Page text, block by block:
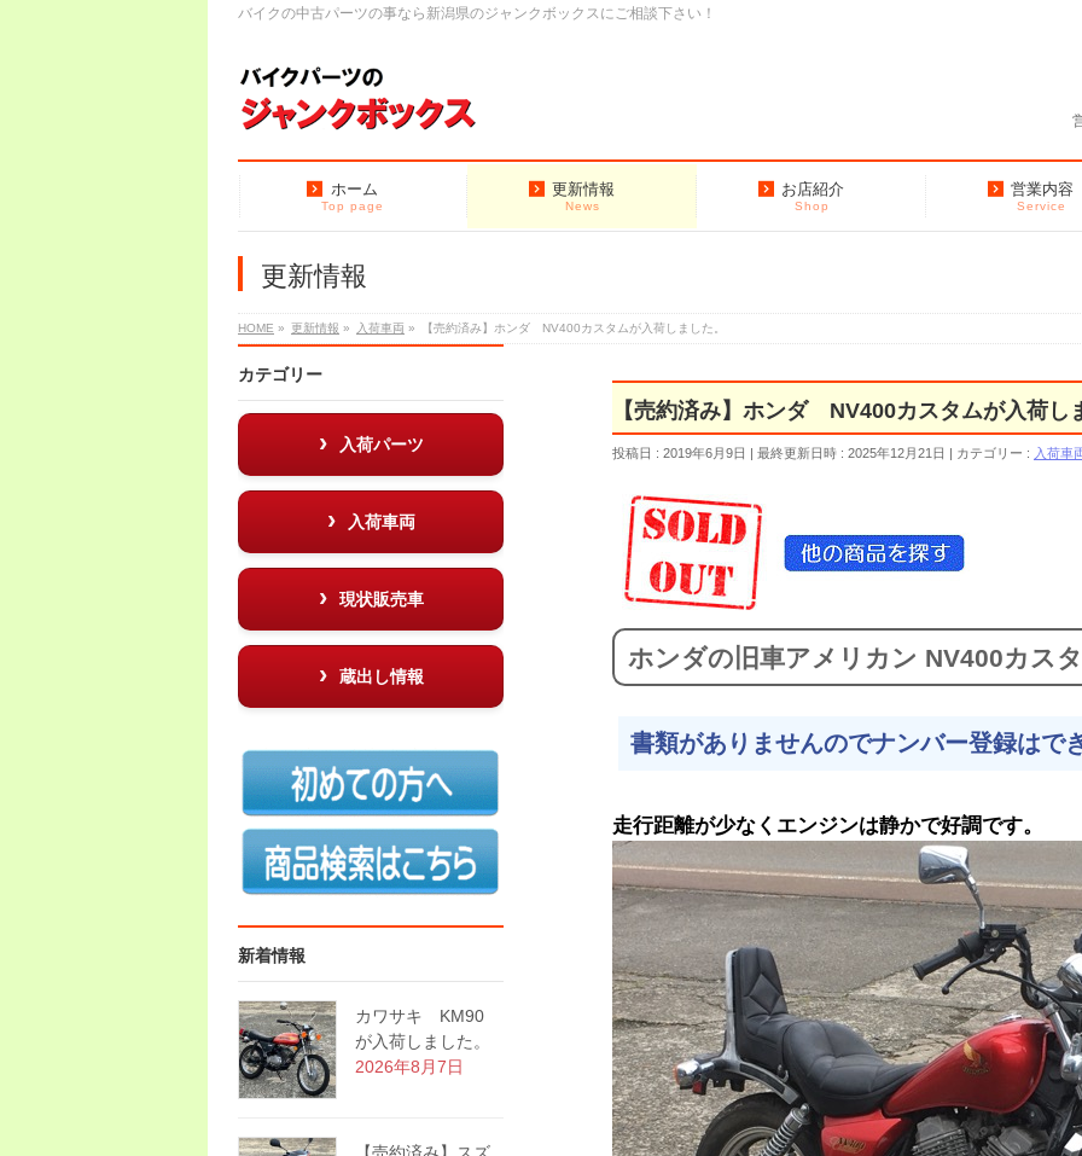
バイクの中古パーツの事なら新潟県のジャンクボックスにご相談下さい！
ホーム
Top page
更新情報
News
お店紹介
Shop
営業内容
Service
更新情報
HOME » 更新情報 » 入荷車両 » 【売約済み】ホンダ NV400カスタムが入荷しました。
【売約済み】ホンダ NV400カスタムが入荷し
投稿日 : 2019年6月9日 最終更新日時 : 2025年12月21日 カテゴリー : 入荷車
ホンダの旧車アメリカン NV400カス
書類がありませんのでナンバー登録はで
走行距離が少なくエンジンは静かで好調です。
カテゴリー
入荷パーツ
入荷車両
現状販売車
蔵出し情報
新着情報
カワサキ KM90
が入荷しました。
2026年8月7日